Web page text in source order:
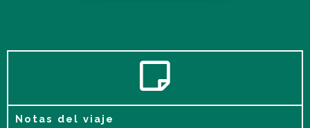
Notas del viaje